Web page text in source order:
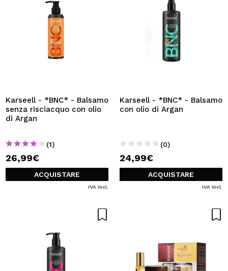
Karseell - *BNC* - Balsamo
senza risciacquo con olio
di Argan
(1)
26,99€
ACQUISTARE
IVA Incl.
Karseell - *BNC* - Balsamo
con olio di Argan
(0)
24,99€
ACQUISTARE
IVA Incl.